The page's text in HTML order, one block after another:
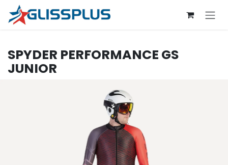
Se rendre au contenu
SPYDER PERFORMANCE GS
JUNIOR